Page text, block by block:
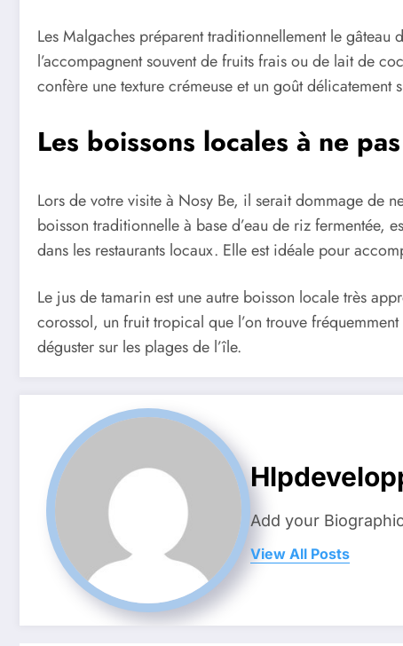
Les Malgaches préparent traditionnellement le
l’accompagnent souvent de fruits frais ou de lait de
confère une texture crémeuse et un goût délicatement
Les boissons locales à ne
Lors de votre visite à Nosy Be, il serait dommage de
boisson traditionnelle à base d’eau de riz fermentée,
dans les restaurants locaux. Elle est idéale pour
Le jus de tamarin est une autre boisson locale très
corossol, un fruit tropical que l’on trouve
déguster sur les plages de l’île.
Add your
View All Posts